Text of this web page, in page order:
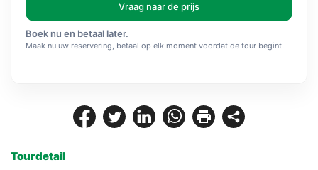
Tourdetail
Vraag naar de prijs
Boek nu en betaal later.
Maak nu uw reservering, betaal op elk moment voordat de tour begint.